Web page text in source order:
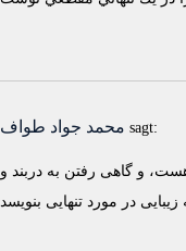
محمد جواد طواف sagt:
و گاهی رفتن به دربند و